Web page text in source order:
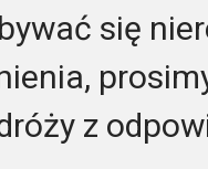
się
z